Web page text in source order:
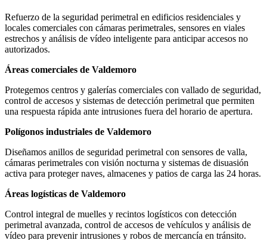
Refuerzo de la seguridad perimetral en edificios residenciales y
locales comerciales con cámaras perimetrales, sensores en viales
estrechos y análisis de vídeo inteligente para anticipar accesos no
autorizados.
Áreas comerciales de Valdemoro
Protegemos centros y galerías comerciales con vallado de seguridad,
control de accesos y sistemas de detección perimetral que permiten
una respuesta rápida ante intrusiones fuera del horario de apertura.
Polígonos industriales de Valdemoro
Diseñamos anillos de seguridad perimetral con sensores de valla,
cámaras perimetrales con visión nocturna y sistemas de disuasión
activa para proteger naves, almacenes y patios de carga las 24 horas.
Áreas logísticas de Valdemoro
Control integral de muelles y recintos logísticos con detección
perimetral avanzada, control de accesos de vehículos y análisis de
vídeo para prevenir intrusiones y robos de mercancía en tránsito.